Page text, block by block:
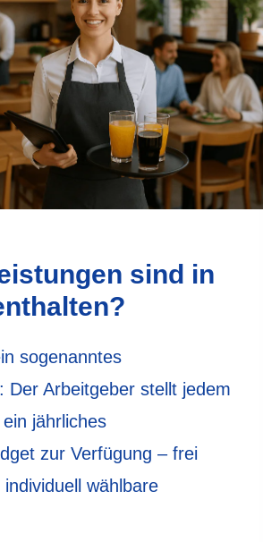
sind in
sogenanntes
: Der Arbeitgeber stellt jedem
jährliches
zur Verfügung – frei
wählbare